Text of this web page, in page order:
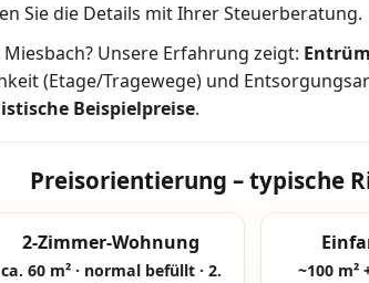
Sie die Details mit Ihrer Steuerberatung.
Miesbach? Unsere Erfahrung zeigt:
(Etage/Tragewege) und
Beispielpreise.
Preisorientierung – typische
2-Zimmer-Wohnung
ca. 60 m² · normal befüllt · 2.
~100 m²